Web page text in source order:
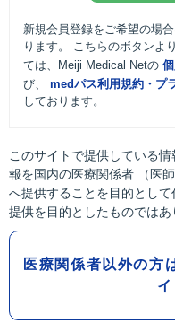
新規会員登録をご希望の場
ります。 こちらのボタンよ
ては、Meiji Medical Netの
び、 medパス利用規約・プ
しております。
このサイトで提供している
報を国内の医療関係者 （医
へ提供することを目的とし
提供を目的としたものではあ
医療関係者以外の方
イ